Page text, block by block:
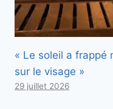
« Le soleil a frappé
sur le visage »
29 juillet 2026